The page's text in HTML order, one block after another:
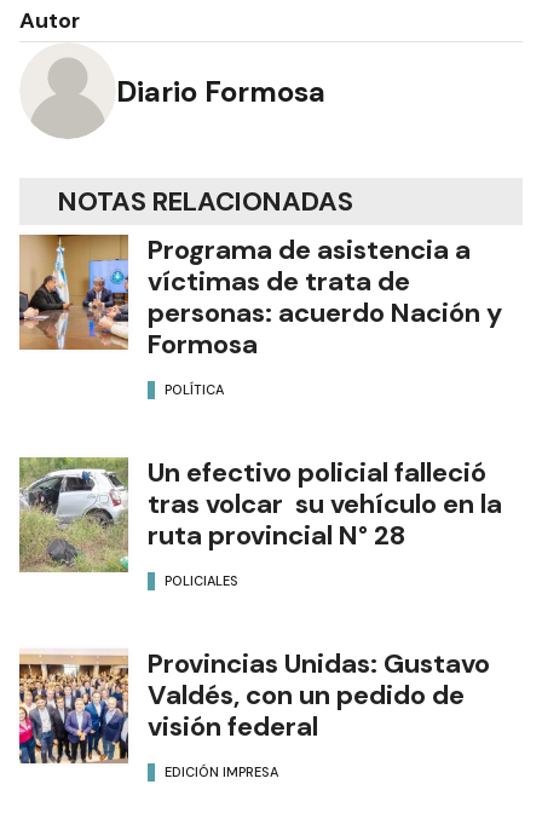
Autor
Diario Formosa
NOTAS RELACIONADAS
Programa de asistencia a
víctimas de trata de
personas: acuerdo Nación y
Formosa
POLÍTICA
Un efectivo policial falleció
tras volcar su vehículo en la
ruta provincial N° 28
POLICIALES
Provincias Unidas: Gustavo
Valdés, con un pedido de
visión federal
EDICIÓN IMPRESA